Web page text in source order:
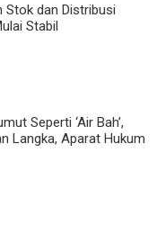
Stok dan Distribusi
Stabil
Seperti ‘Air Bah’,
Langka, Aparat Hukum